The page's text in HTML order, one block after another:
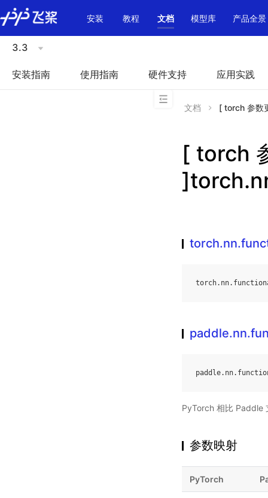
\u200E
安装
教程 文档 模型库 产品全景
3.3
安装指南 使用指南 硬件支持 应用实践
文档 [ torch 参数
[ torch
torch. nn.
paddle. nn.
PyTorch 相比 Paddle
参数映射
PyTorch